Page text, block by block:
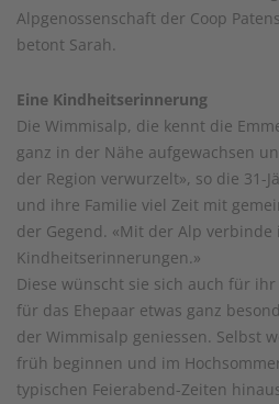
Alpgenossenschaft der Coop
betont Sarah.
Eine Kindheitserinnerung
Die Wimmisalp, die kennt die
ganz in der Nähe aufgewachsen
der Region verwurzelt», so die 31-
und ihre Familie viel Zeit mit
der Gegend. «Mit der Alp
Kindheitserinnerungen.»
Diese wünscht sie sich auch für
für das Ehepaar etwas ganz
der Wimmisalp geniessen. Selbst
früh beginnen und im
typischen Feierabend-Zeiten